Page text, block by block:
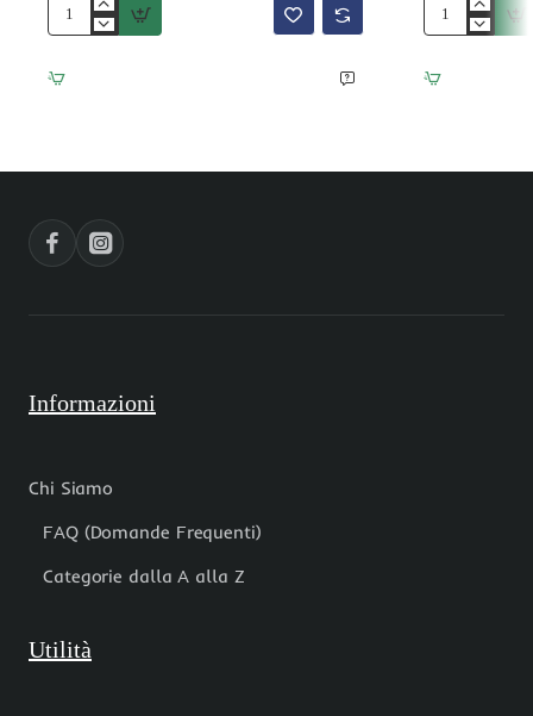
Anellini
acciaio
inox
Anellini
acciaio
oro
Informazioni
Chi Siamo
FAQ (Domande Frequenti)
Categorie dalla A alla Z
Utilità